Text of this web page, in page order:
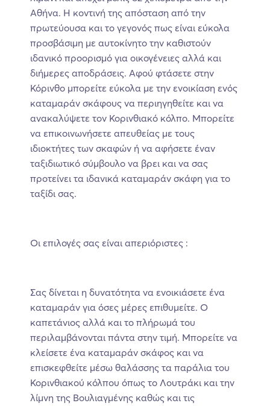
Αθήνα. Η κοντινή της απόσταση από την
πρωτεύουσα και το γεγονός πως είναι εύκολα
προσβάσιμη με αυτοκίνητο την καθιστούν
ιδανικό προορισμό για οικογένειες αλλά και
διήμερες αποδράσεις. Αφού φτάσετε στην
Κόρινθο μπορείτε εύκολα με την ενοικίαση ενός
καταμαράν σκάφους να περιηγηθείτε και να
ανακαλύψετε τον Κορινθιακό κόλπο. Μπορείτε
να επικοινωνήσετε απευθείας με τους
ιδιοκτήτες των σκαφών ή να αφήσετε έναν
ταξιδιωτικό σύμβουλο να βρει και να σας
προτείνει τα ιδανικά καταμαράν σκάφη για το
ταξίδι σας.
Οι επιλογές σας είναι απεριόριστες :
Σας δίνεται η δυνατότητα να ενοικιάσετε ένα
καταμαράν για όσες μέρες επιθυμείτε. Ο
καπετάνιος αλλά και το πλήρωμά του
περιλαμβάνονται πάντα στην τιμή. Μπορείτε να
κλείσετε ένα καταμαράν σκάφος και να
επισκεφθείτε μέσω θαλάσσης τα παράλια του
Κορινθιακού κόλπου όπως το Λουτράκι και την
λίμνη της Βουλιαγμένης καθώς και τις